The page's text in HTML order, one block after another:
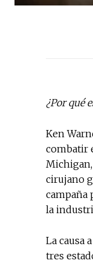
¿Por qué
Ken
combatir
cirujano
campaña
la
La causa
tres